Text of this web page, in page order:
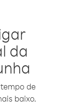
da
de
baixo.